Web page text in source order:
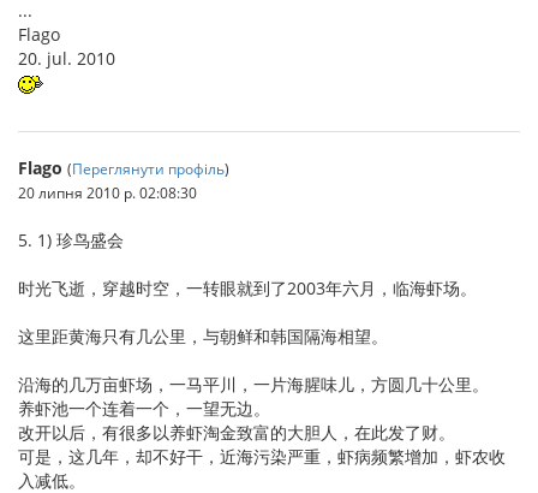
...
Flago
20. jul. 2010
Flago (Переглянути профіль)
20 липня 2010 р. 02:08:30
5. 1) 珍鸟盛会
时光飞逝，穿越时空，一转眼就到了2003年六月，临海虾场。
这里距黄海只有几公里，与朝鲜和韩国隔海相望。
沿海的几万亩虾场，一马平川，一片海腥味儿，方圆几十公里。
养虾池一个连着一个，一望无边。
改开以后，有很多以养虾淘金致富的大胆人，在此发了财。
可是，这几年，却不好干，近海污染严重，虾病频繁增加，虾农收
入减低。